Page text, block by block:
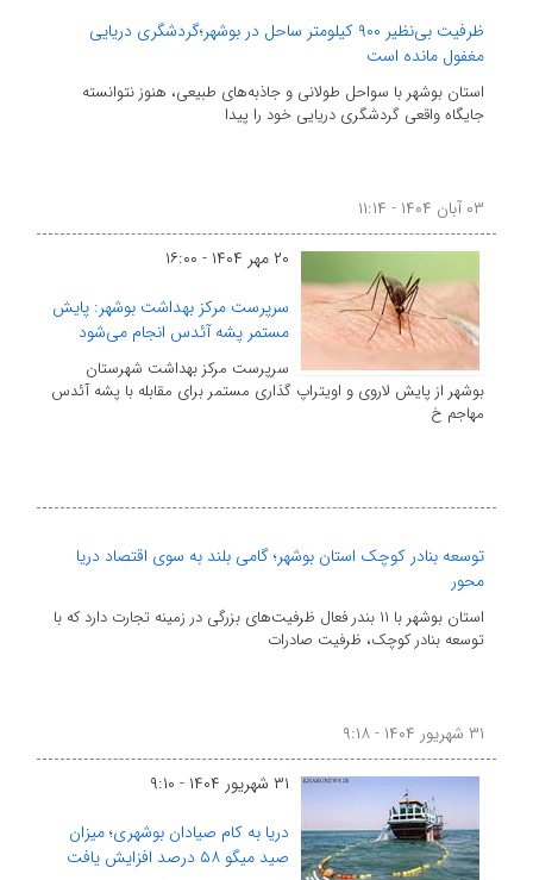
ظرفیت بی‌نظیر ۹۰۰ کیلومتر ساحل در بوشهر؛گردشگری دریایی
مغفول مانده است
استان بوشهر با سواحل طولانی و جاذبه‌های طبیعی، هنوز نتوانسته
جایگاه واقعی گردشگری دریایی خود را پیدا
۰۳ آبان ۱۴۰۴ - ۱۱:۱۴
۲۰ مهر ۱۴۰۴ - ۱۶:۰۰
سرپرست مرکز بهداشت بوشهر: پایش
مستمر پشه آئدس انجام می‌شود
سرپرست مرکز بهداشت شهرستان
بوشهر از پایش لاروی و اویتراپ گذاری مستمر برای مقابله با پشه آئدس
مهاجم خ
توسعه بنادر کوچک استان بوشهر؛ گامی بلند به سوی اقتصاد دریا
محور
استان بوشهر با ۱۱ بندر فعال ظرفیت‌های بزرگی در زمینه تجارت دارد که با
توسعه بنادر کوچک، ظرفیت صادرات
۳۱ شهریور ۱۴۰۴ - ۹:۱۸
۳۱ شهریور ۱۴۰۴ - ۹:۱۰
دریا به کام صیادان بوشهری؛ میزان
صید میگو ۵۸ درصد افزایش یافت